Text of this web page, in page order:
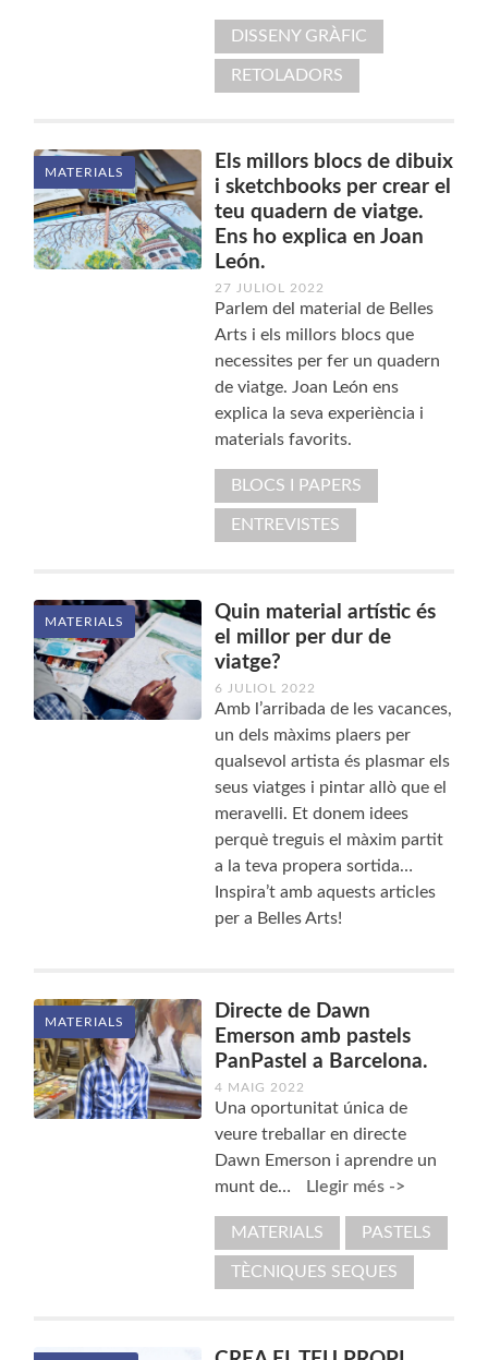
DISSENY GRÀFIC
RETOLADORS
MATERIALS
Els millors blocs de dibuix
i sketchbooks per crear el
teu quadern de viatge.
Ens ho explica en Joan
León.
27 JULIOL 2022
Parlem del material de Belles
Arts i els millors blocs que
necessites per fer un quadern
de viatge. Joan León ens
explica la seva experiència i
materials favorits.
BLOCS I PAPERS
ENTREVISTES
MATERIALS
Quin material artístic és
el millor per dur de
viatge?
6 JULIOL 2022
Amb l’arribada de les vacances,
un dels màxims plaers per
qualsevol artista és plasmar els
seus viatges i pintar allò que el
meravelli. Et donem idees
perquè treguis el màxim partit
a la teva propera sortida…
Inspira’t amb aquests articles
per a Belles Arts!
MATERIALS
Directe de Dawn
Emerson amb pastels
PanPastel a Barcelona.
4 MAIG 2022
Una oportunitat única de
veure treballar en directe
Dawn Emerson i aprendre un
munt de…
Llegir més ->
MATERIALS PASTELS
TÈCNIQUES SEQUES